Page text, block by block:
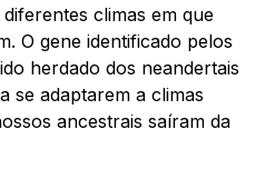
climas em que
O gene identificado pelos
herdado dos neandertais
se adaptarem a climas
ancestrais saíram da